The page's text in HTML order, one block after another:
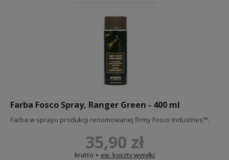
Farba Fosco Spray, Ranger Green - 400 ml
Farba w sprayu produkcji renomowanej firmy Fosco Industries™.
35,90 zł
brutto + ew. koszty wysyłki